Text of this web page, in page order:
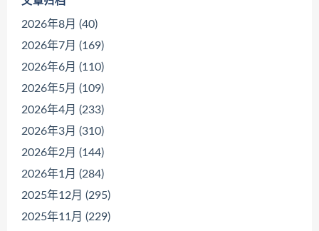
2026年8月 (40)
2026年7月 (169)
2026年6月 (110)
2026年5月 (109)
2026年4月 (233)
2026年3月 (310)
2026年2月 (144)
2026年1月 (284)
2025年12月 (295)
2025年11月 (229)